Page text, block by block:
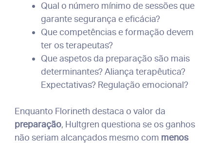
Qual o número mínimo de sessões que
garante segurança e eficácia?
Que competências e formação devem
ter os terapeutas?
Que aspetos da preparação são mais
determinantes? Aliança terapêutica?
Expectativas? Regulação emocional?
Enquanto Florineth destaca o valor da
preparação, Hultgren questiona se os ganhos
não seriam alcançados mesmo com menos